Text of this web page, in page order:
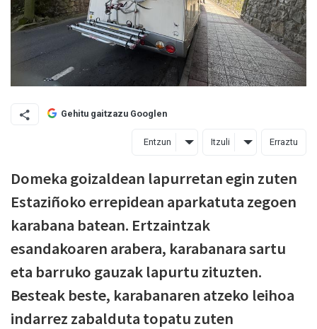
Gehitu gaitzazu Googlen
Entzun Itzuli Erraztu
Domeka goizaldean lapurretan egin zuten
Estaziñoko errepidean aparkatuta zegoen
karabana batean. Ertzaintzak
esandakoaren arabera, karabanara sartu
eta barruko gauzak lapurtu zituzten.
Besteak beste, karabanaren atzeko leihoa
indarrez zabalduta topatu zuten